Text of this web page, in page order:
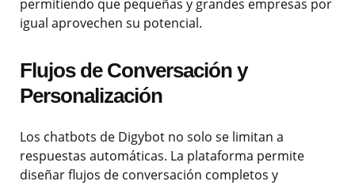
permitiendo que pequeñas y grandes empresas por
igual aprovechen su potencial.
Flujos de Conversación y
Personalización
Los chatbots de Digybot no solo se limitan a
respuestas automáticas. La plataforma permite
diseñar flujos de conversación completos y